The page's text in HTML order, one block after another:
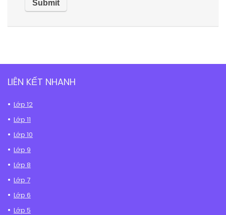
LIÊN KẾT NHANH
Lớp 12
Lớp 11
Lớp 10
Lớp 9
Lớp 8
Lớp 7
Lớp 6
Lớp 5